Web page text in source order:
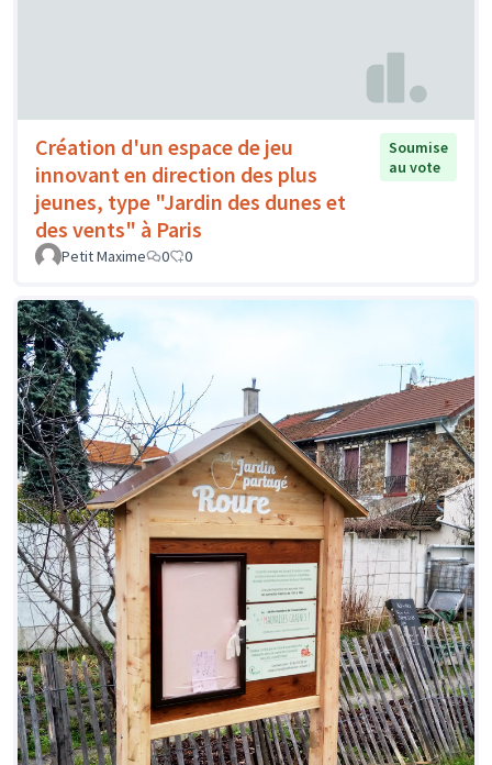
Création d'un espace de jeu
innovant en direction des plus
jeunes, type "Jardin des dunes et
des vents" à Paris
Soumise
au vote
Petit Maxime 0 0